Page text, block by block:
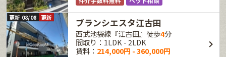
更新 08/08 更新 ブランシエスタ江古田
西武池袋線『江古田』徒歩4分
間取り：1LDK - 2LDK
賃料： 214,000円 - 360,000円